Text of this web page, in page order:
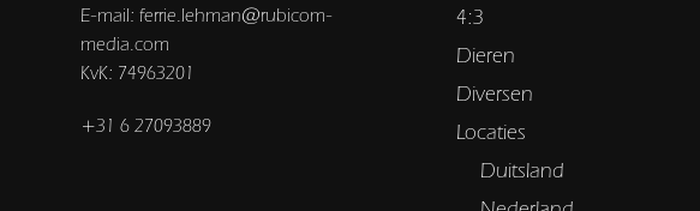
E-mail: ferrie.lehman@rubicom-
media.com
KvK: 74963201
+31 6 27093889
4:3
Dieren
Diversen
Locaties
Duitsland